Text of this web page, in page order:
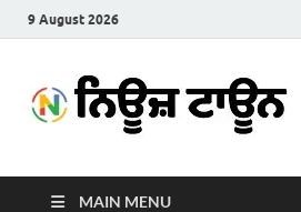
9 August 2026
MAIN MENU